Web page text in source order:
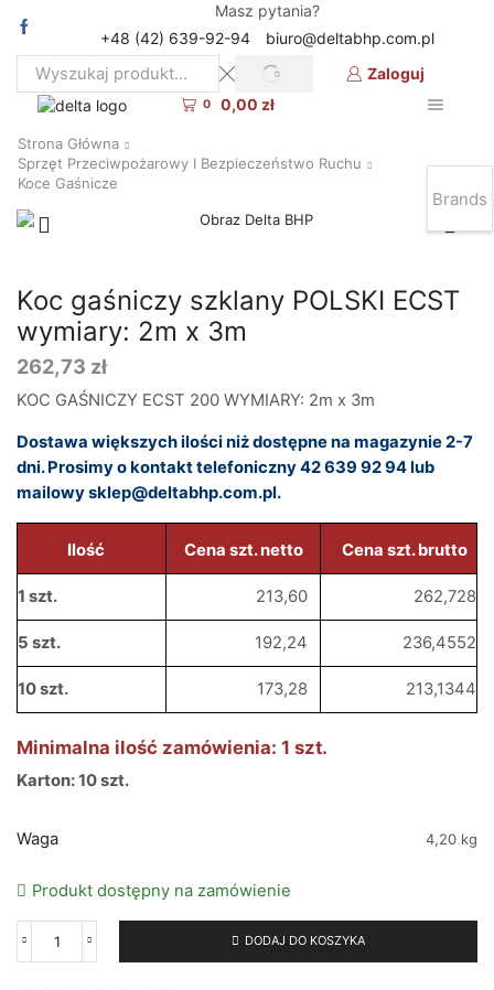
Masz pytania?
+48 (42) 639-92-94
biuro@deltabhp.com.pl
Search
input
SEARCH Zaloguj
0 0,00 zł
Strona Główna
Sprzęt Przeciwpożarowy I Bezpieczeństwo Ruchu
Koce Gaśnicze
Koc gaśniczy szklany POLSKI ECST
wymiary: 2m x 3m
262,73 zł
KOC GAŚNICZY ECST 200 WYMIARY: 2m x 3m
Dostawa większych ilości niż dostępne na magazynie 2-7
dni. Prosimy o kontakt telefoniczny 42 639 92 94 lub
mailowy sklep@deltabhp.com.pl.
Ilość Cena szt. netto Cena szt. brutto
1 szt. 213,60 262,728
5 szt. 192,24 236,4552
10 szt. 173,28 213,1344
Minimalna ilość zamówienia: 1 szt.
Karton: 10 szt.
Waga 4,20 kg
Produkt dostępny na zamówienie
ilość
DODAJ DO KOSZYKA
Brands